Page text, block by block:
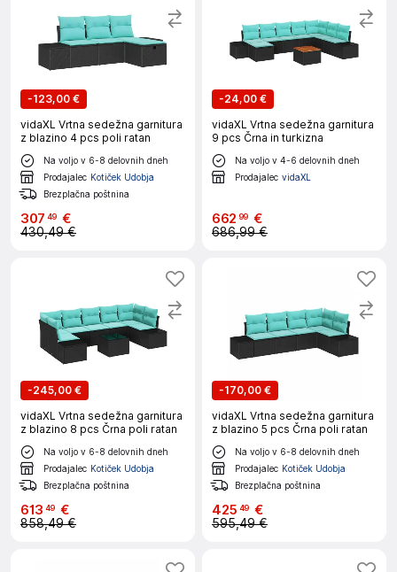
-123,00 €
vidaXL Vrtna sedežna garnitura
z blazino 4 pcs poli ratan
Na voljo v 6-8 delovnih dneh
Prodajalec Kotiček Udobja
Brezplačna poštnina
307 49 €
430,49 €
-24,00 €
vidaXL Vrtna sedežna garnitura
9 pcs Črna in turkizna
Na voljo v 4-6 delovnih dneh
Prodajalec vidaXL
662 99 €
686,99 €
-245,00 €
vidaXL Vrtna sedežna garnitura
z blazino 8 pcs Črna poli ratan
Na voljo v 6-8 delovnih dneh
Prodajalec Kotiček Udobja
Brezplačna poštnina
613 49 €
858,49 €
-170,00 €
vidaXL Vrtna sedežna garnitura
z blazino 5 pcs Črna poli ratan
Na voljo v 6-8 delovnih dneh
Prodajalec Kotiček Udobja
Brezplačna poštnina
425 49 €
595,49 €